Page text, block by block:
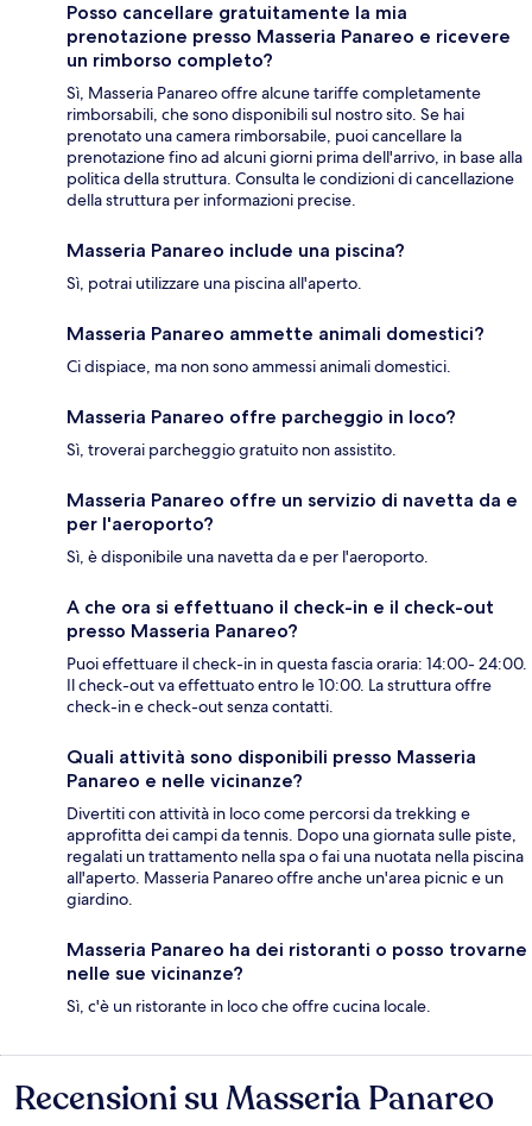
Posso cancellare gratuitamente la mia
prenotazione presso Masseria Panareo e ricevere
un rimborso completo?
Sì, Masseria Panareo offre alcune tariffe completamente
rimborsabili, che sono disponibili sul nostro sito. Se hai
prenotato una camera rimborsabile, puoi cancellare la
prenotazione fino ad alcuni giorni prima dell'arrivo, in base alla
politica della struttura. Consulta le condizioni di cancellazione
della struttura per informazioni precise.
Masseria Panareo include una piscina?
Sì, potrai utilizzare una piscina all'aperto.
Masseria Panareo ammette animali domestici?
Ci dispiace, ma non sono ammessi animali domestici.
Masseria Panareo offre parcheggio in loco?
Sì, troverai parcheggio gratuito non assistito.
Masseria Panareo offre un servizio di navetta da e
per l'aeroporto?
Sì, è disponibile una navetta da e per l'aeroporto.
A che ora si effettuano il check-in e il check-out
presso Masseria Panareo?
Puoi effettuare il check-in in questa fascia oraria: 14:00- 24:00.
Il check-out va effettuato entro le 10:00. La struttura offre
check-in e check-out senza contatti.
Quali attività sono disponibili presso Masseria
Panareo e nelle vicinanze?
Divertiti con attività in loco come percorsi da trekking e
approfitta dei campi da tennis. Dopo una giornata sulle piste,
regalati un trattamento nella spa o fai una nuotata nella piscina
all'aperto. Masseria Panareo offre anche un'area picnic e un
giardino.
Masseria Panareo ha dei ristoranti o posso trovarne
nelle sue vicinanze?
Sì, c'è un ristorante in loco che offre cucina locale.
Recensioni
Recensioni su Masseria Panareo